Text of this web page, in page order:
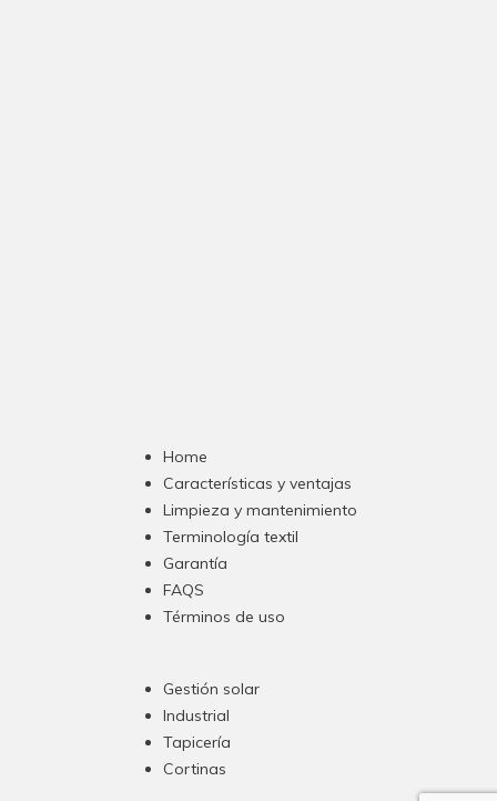
Home
Características y ventajas
Limpieza y mantenimiento
Terminología textil
Garantía
FAQS
Términos de uso
Gestión solar
Industrial
Tapicería
Cortinas